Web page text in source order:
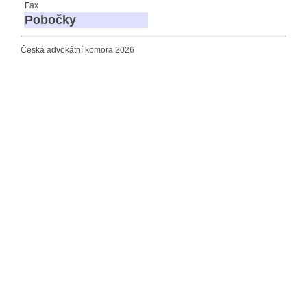
Fax
Pobočky
Česká advokátní komora 2026